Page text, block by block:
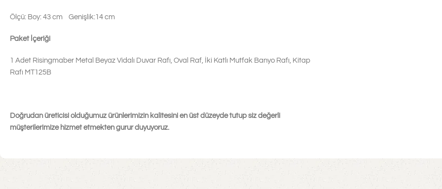
Ölçü: Boy: 43 cm Genişlik:14 cm
Paket İçeriği
1 Adet Risingmaber Metal Beyaz Vidalı Duvar Rafı, Oval Raf, İki Katlı Mutfak Banyo Rafı, Kitap
Rafı MT125B
Doğrudan üreticisi olduğumuz ürünlerimizin kalitesini en üst düzeyde tutup siz değerli
müşterilerimize hizmet etmekten gurur duyuyoruz.